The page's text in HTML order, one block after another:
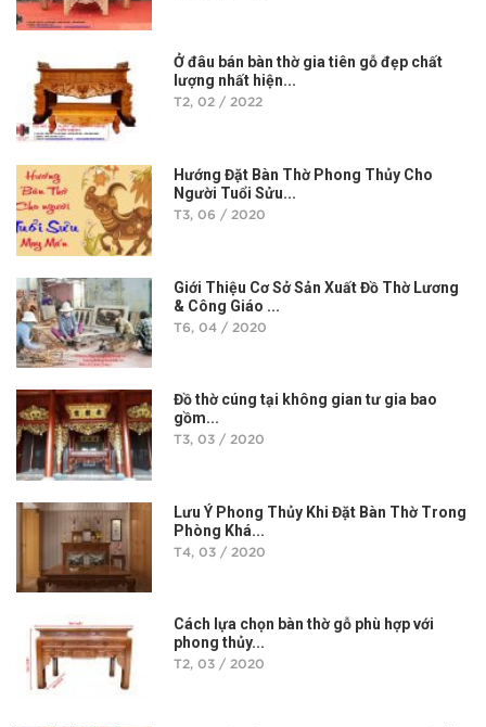
Ở đâu bán bàn thờ gia tiên gỗ đẹp chất
lượng nhất hiện...
T2, 02 / 2022
Hướng Đặt Bàn Thờ Phong Thủy Cho
Người Tuổi Sửu...
T3, 06 / 2020
Giới Thiệu Cơ Sở Sản Xuất Đồ Thờ Lương
& Công Giáo ...
T6, 04 / 2020
Đồ thờ cúng tại không gian tư gia bao
gồm...
T3, 03 / 2020
Lưu Ý Phong Thủy Khi Đặt Bàn Thờ Trong
Phòng Khá...
T4, 03 / 2020
Cách lựa chọn bàn thờ gỗ phù hợp với
phong thủy...
T2, 03 / 2020